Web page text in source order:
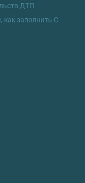
ДТП
как заполнить C-